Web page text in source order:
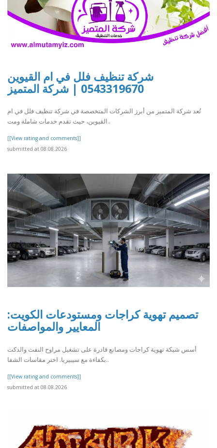
شركة تنظيف فلل في ام القيوين
0543319670 | شركة المتميز
تُعد شركة المتميز من أبرز الشركات المتخصصة في شركة تنظيف فلل في ام
القيوين، حيث تقدم خدمات شاملة ومت..
[[View rating and comments]]
submitted at 08.08.2026
تصميم تهوية كراجات ومستودعات الكويت:
المعايير والمواصفات
أسس شبكة تهوية كراجات ومصانع قادرة على تشغيل مراوح النفث والدكت
بكفاءة مع سيبيريا. اختر مقاسات الشفا..
[[View rating and comments]]
submitted at 08.08.2026